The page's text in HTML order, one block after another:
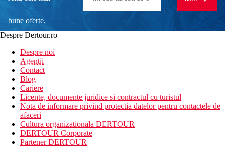
bune oferte.
newsletter!
Despre Dertour.ro
Despre noi
Agentii
Contact
Blog
Cariere
Licente, documente juridice si contractul cu turistul
Nota de informare privind protectia datelor pentru contactele de
afaceri
Cultura organizationala DERTOUR
DERTOUR Corporate
Partener DERTOUR